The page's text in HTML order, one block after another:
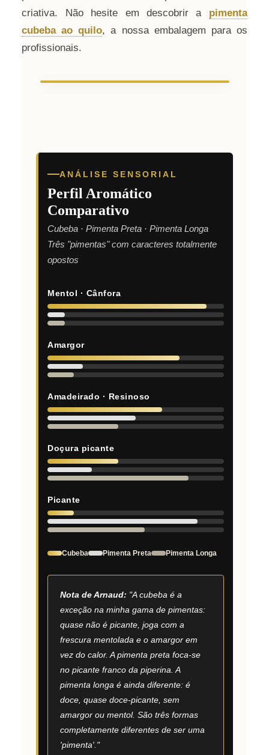
criativa. Não hesite em descobrir a pimenta
cubeba ao quilo, a nossa embalagem para os
profissionais.
ANÁLISE SENSORIAL
Perfil Aromático
Comparativo
Cubeba · Pimenta Preta · Pimenta Longa
Três "pimentas" com caracteres totalmente
opostos
Mentol · Cânfora
Amargor
Amadeirado · Resinoso
Doçura picante
Picante
Cubeba Pimenta Preta Pimenta Longa
Nota de Arnaud: "A cubeba é a
exceção na minha gama de pimentas:
quase não é picante, joga com a
frescura mentolada e o amargor em
vez do calor. A pimenta preta foca-se
no picante franco da piperina. A
pimenta longa é ainda diferente: é
doce, quase doce-picante, sem
amargor ou mentol. São três formas
completamente diferentes de ser uma
'pimenta'."